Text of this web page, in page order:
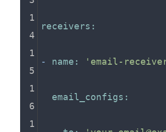
receivers:
- name: 'email-
email_configs: